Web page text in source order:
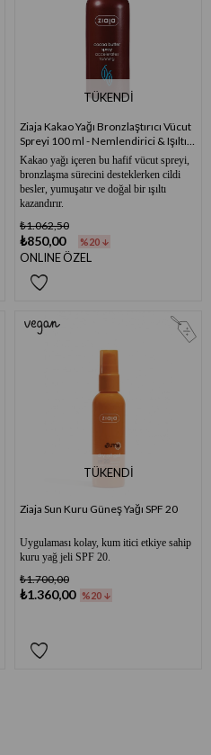
TÜKENDI
Ziaja Kakao Yağı Bronzlaştırıcı Vücut
Spreyi 100 ml - Nemlendirici & Işıltı
Veren Bakım Yağı
Kakao yağı içeren bu hafif vücut spreyi,
bronzlaşma sürecini desteklerken cildi
besler, yumuşatır ve doğal bir ışıltı
kazandırır.
₺850,00
₺1.062,50
%20
ONLINE ÖZEL
TÜKENDI
Ziaja Sun Kuru Güneş Yağı SPF 20
Uygulaması kolay, kum itici etkiye sahip
kuru yağ jeli SPF 20.
₺1.360,00
₺1.700,00
%20